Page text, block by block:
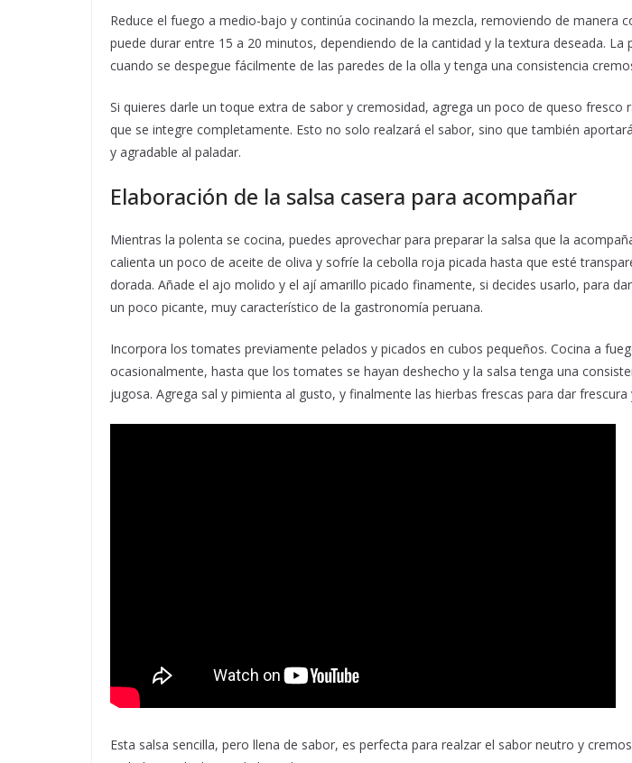
Reduce el fuego a medio-bajo y continúa cocinando la mezcla, removiendo de manera
puede durar entre 15 a 20 minutos, dependiendo de la cantidad y la textura deseada. La
cuando se despegue fácilmente de las paredes de la olla y tenga una consistencia
Si quieres darle un toque extra de sabor y cremosidad, agrega un poco de queso fresco
que se integre completamente. Esto no solo realzará el sabor, sino que también
y agradable al paladar.
Elaboración de la salsa casera para acompañar
Mientras la polenta se cocina, puedes aprovechar para preparar la salsa que la
calienta un poco de aceite de oliva y sofríe la cebolla roja picada hasta que esté
dorada. Añade el ajo molido y el ají amarillo picado finamente, si decides usarlo, para
un poco picante, muy característico de la gastronomía peruana.
Incorpora los tomates previamente pelados y picados en cubos pequeños. Cocina a
ocasionalmente, hasta que los tomates se hayan deshecho y la salsa tenga una
jugosa. Agrega sal y pimienta al gusto, y finalmente las hierbas frescas para dar
Esta salsa sencilla, pero llena de sabor, es perfecta para realzar el sabor neutro y